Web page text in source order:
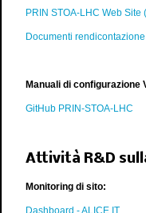
PRIN STOA-LHC Web Site
Documenti
Manuali di configurazione
GitHub PRIN-STOA-LHC
Attività R&D
Monitoring di sito:
Dashboard - ALICE IT